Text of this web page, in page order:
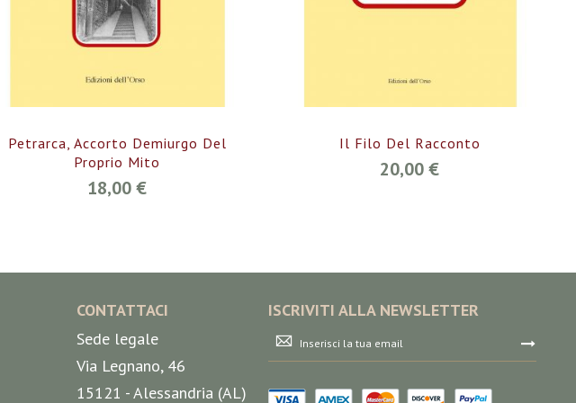
Petrarca, Accorto Demiurgo Del
Proprio Mito
18,00 €
Il Filo Del Racconto
20,00 €
CONTATTACI
Sede legale
Via Legnano, 46
15121 - Alessandria (AL)
ISCRIVITI ALLA NEWSLETTER
Iscriviti
alla
nostra